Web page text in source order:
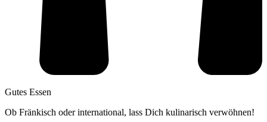
Gutes Essen
Ob Fränkisch oder international, lass Dich kulinarisch verwöhnen!